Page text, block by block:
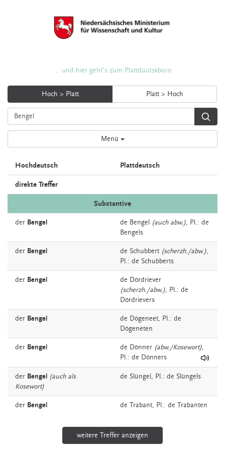
... und hier geht's zum Plattdüütskbüro
Hoch > Platt Platt > Hoch
Menü
Hochdeutsch Plattdeutsch
direkte Treffer
Substantive
der Bengel de Bengel (auch abw.), Pl.: de
Bengels
der Bengel de Schubbert (scherzh./abw.),
Pl.: de Schubberts
der Bengel de Dördriever
(scherzh./abw.), Pl.: de
Dördrievers
der Bengel de Dögeneet, Pl.: de
Dögeneten
der Bengel de Dönner (abw./Kosewort),
Pl.: de Dönners
der Bengel (auch als
Kosewort)
de Slüngel, Pl.: de Slüngels
der Bengel de Trabant, Pl.: de Trabanten
weitere Treffer anzeigen